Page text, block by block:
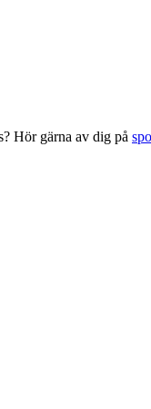
Hör gärna av dig på